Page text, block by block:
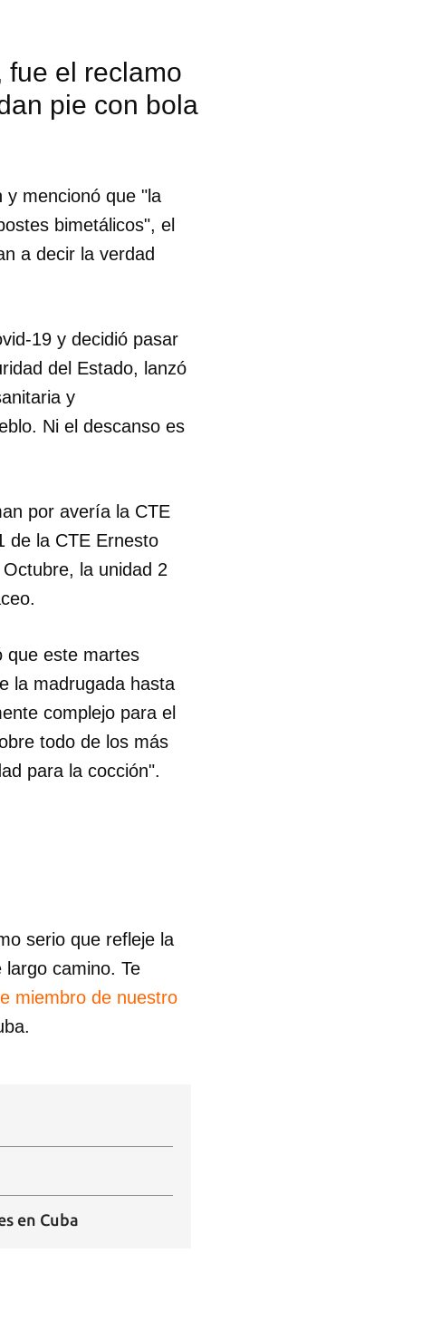
con tu
fue el reclamo
pie con bola
y mencionó que "la
bimetálicos", el
a decir la verdad
19 y decidió pasar
del Estado, lanzó
y
Ni el descanso es
por avería la CTE
de la CTE Ernesto
la unidad 2
que este martes
la madrugada hasta
complejo para el
todo de los más
para la cocción".
serio que refleje la
camino. Te
miembro de nuestro
en Cuba